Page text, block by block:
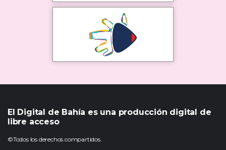
El Digital de Bahía es una producción digital de
libre acceso
©Todos los derechos compartidos.